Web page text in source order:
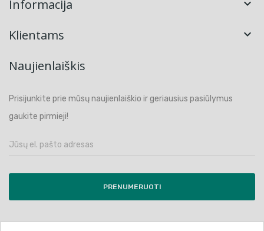
Informacija 
Klientams 
Naujienlaiškis
Prisijunkite prie mūsų naujienlaiškio ir geriausius pasiūlymus
gaukite pirmieji!
PRENUMERUOTI